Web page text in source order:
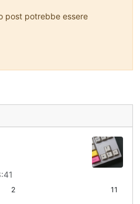
post potrebbe essere
2 11